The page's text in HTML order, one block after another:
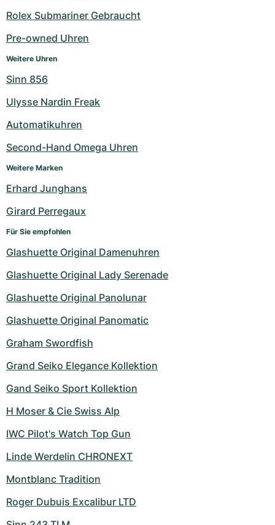
Rolex Submariner Gebraucht
Pre-owned Uhren
Weitere Uhren
Sinn 856
Ulysse Nardin Freak
Automatikuhren
Second-Hand Omega Uhren
Weitere Marken
Erhard Junghans
Girard Perregaux
Für Sie empfohlen
Glashuette Original Damenuhren
Glashuette Original Lady Serenade
Glashuette Original Panolunar
Glashuette Original Panomatic
Graham Swordfish
Grand Seiko Elegance Kollektion
Gand Seiko Sport Kollektion
H Moser & Cie Swiss Alp
IWC Pilot's Watch Top Gun
Linde Werdelin CHRONEXT
Montblanc Tradition
Roger Dubuis Excalibur LTD